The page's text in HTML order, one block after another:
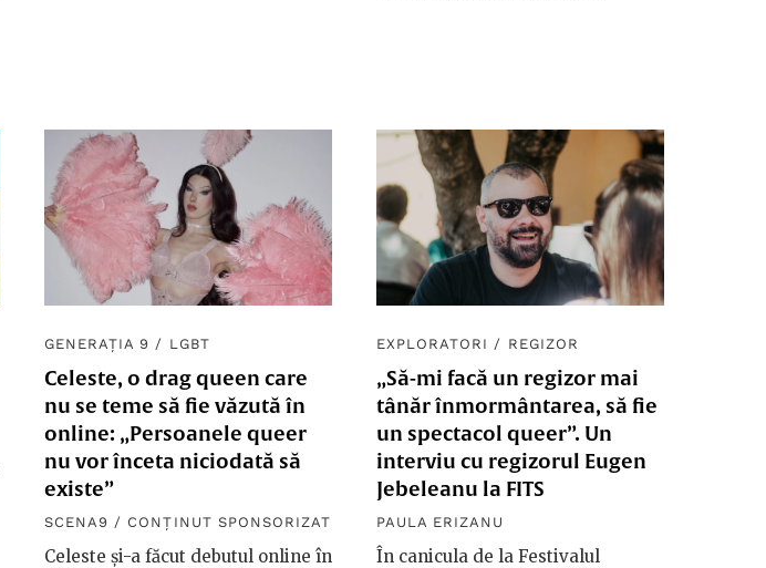
GENERAȚIA 9 / LGBT
Celeste, o drag queen care
nu se teme să fie văzută în
online: „Persoanele queer
nu vor înceta niciodată să
existe”
SCENA9 / CONȚINUT SPONSORIZAT
Celeste și-a făcut debutul online în
EXPLORATORI / REGIZOR
„Să-mi facă un regizor mai
tânăr înmormântarea, să fie
un spectacol queer”. Un
interviu cu regizorul Eugen
Jebeleanu la FITS
PAULA ERIZANU
În canicula de la Festivalul